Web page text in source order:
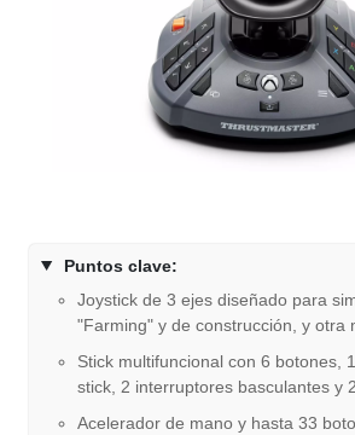
Puntos clave:
Joystick de 3 ejes diseñado para
"Farming" y de construcción, y otra
Stick multifuncional con 6 botones,
stick, 2 interruptores basculantes y
Acelerador de mano y hasta 33